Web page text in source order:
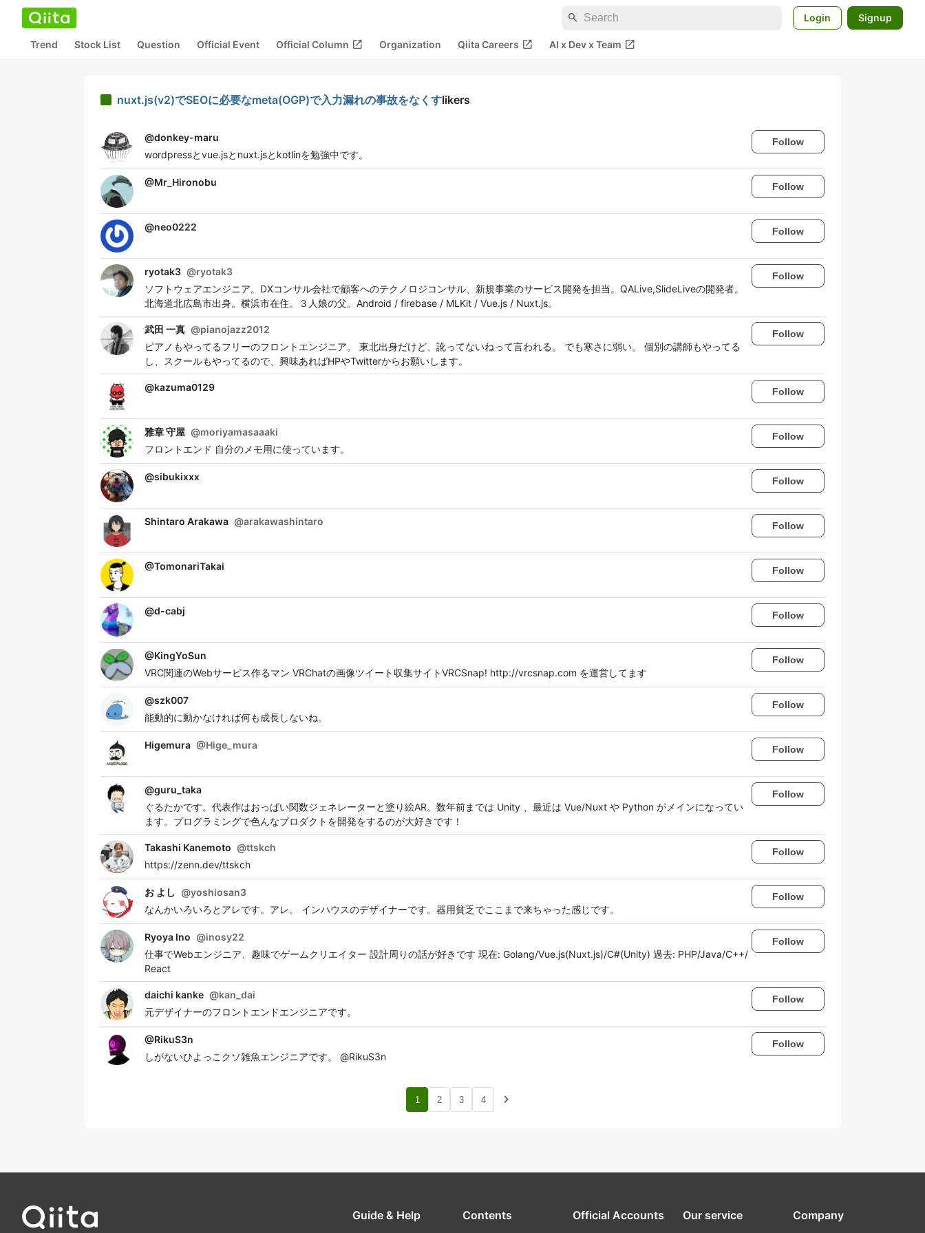
search Login Signup
Trend Stock List Question Official Event Official Column open_in_new Organization Qiita Careers open_in_new AI x Dev x Team open_in_new
nuxt.js(v2)でSEOに必要なmeta(OGP)で入力漏れの事故をなくすlikers
@donkey-maru
wordpressとvue.jsとnuxt.jsとkotlinを勉強中です。
Follow
@Mr_Hironobu Follow
@neo0222 Follow
ryotak3 @ryotak3
ソフトウェアエンジニア。DXコンサル会社で顧客へのテクノロジコンサル、新規事業のサービス開発を担当。QALive,SlideLiveの開発者。
北海道北広島市出身。横浜市在住。３人娘の父。Android / firebase / MLKit / Vue.js / Nuxt.js。
Follow
武田 一真 @pianojazz2012
ピアノもやってるフリーのフロントエンジニア。 東北出身だけど、訛ってないねって言われる。 でも寒さに弱い。 個別の講師もやってる
し、スクールもやってるので、興味あればHPやTwitterからお願いします。
Follow
@kazuma0129 Follow
雅章 守屋 @moriyamasaaaki
フロントエンド 自分のメモ用に使っています。
Follow
@sibukixxx Follow
Shintaro Arakawa @arakawashintaro Follow
@TomonariTakai Follow
@d-cabj Follow
@KingYoSun
VRC関連のWebサービス作るマン VRChatの画像ツイート収集サイトVRCSnap! http://vrcsnap.com を運営してます
Follow
@szk007
能動的に動かなければ何も成長しないね。
Follow
Higemura @Hige_mura Follow
@guru_taka
ぐるたかです。代表作はおっぱい関数ジェネレーターと塗り絵AR。数年前までは Unity 、最近は Vue/Nuxt や Python がメインになってい
ます。プログラミングで色んなプロダクトを開発をするのが大好きです！
Follow
Takashi Kanemoto @ttskch
https://zenn.dev/ttskch
Follow
お よし @yoshiosan3
なんかいろいろとアレです。アレ。 インハウスのデザイナーです。器用貧乏でここまで来ちゃった感じです。
Follow
Ryoya Ino @inosy22
仕事でWebエンジニア、趣味でゲームクリエイター 設計周りの話が好きです 現在: Golang/Vue.js(Nuxt.js)/C#(Unity) 過去: PHP/Java/C++/
React
Follow
daichi kanke @kan_dai
元デザイナーのフロントエンドエンジニアです。
Follow
@RikuS3n
しがないひよっこクソ雑魚エンジニアです。 @RikuS3n
Follow
1 2 3 4 navigate_next
Guide & Help Contents Official Accounts Our service Company